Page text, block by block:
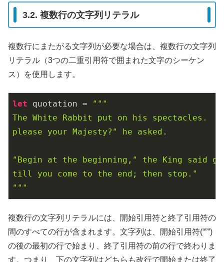
3.2. 複数行の文字列リテラル
複数行にまたがる文字列が必要な場合は、複数行の文字列
リテラル（3つの二重引用符で囲まれた文字のシーケン
ス）を使用します。
let quotation =
"""
The White Rabbit put on his spectacles.
please your Majesty?" he asked.
"Begin at the beginning," the King said
till you come to the end; then stop."
"""
複数行の文字列リテラルには、開始引用符と終了引用符の
間のすべての行が含まれます。文字列は、開始引用符(“””)
の後の最初の行で始まり、終了引用符の前の行で終わりま
す。つまり、下の文字列はどちらも改行で開始または終了